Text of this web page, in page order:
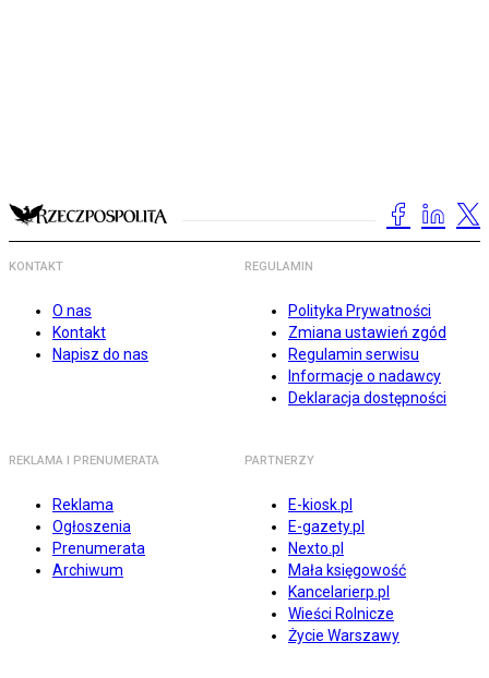
KONTAKT
O nas
Kontakt
Napisz do nas
REGULAMIN
Polityka Prywatności
Zmiana ustawień zgód
Regulamin serwisu
Informacje o nadawcy
Deklaracja dostępności
REKLAMA I PRENUMERATA
Reklama
Ogłoszenia
Prenumerata
Archiwum
PARTNERZY
E-kiosk.pl
E-gazety.pl
Nexto.pl
Mała księgowość
Kancelarierp.pl
Wieści Rolnicze
Życie Warszawy